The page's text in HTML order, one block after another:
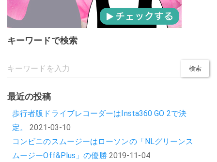
キーワードで検索
最近の投稿
歩行者版ドライブレコーダーはInsta360 GO 2で決
定。
2021-03-10
コンビニのスムージーはローソンの「NLグリーンス
ムージーOff&Plus」の優勝 2019-11-04